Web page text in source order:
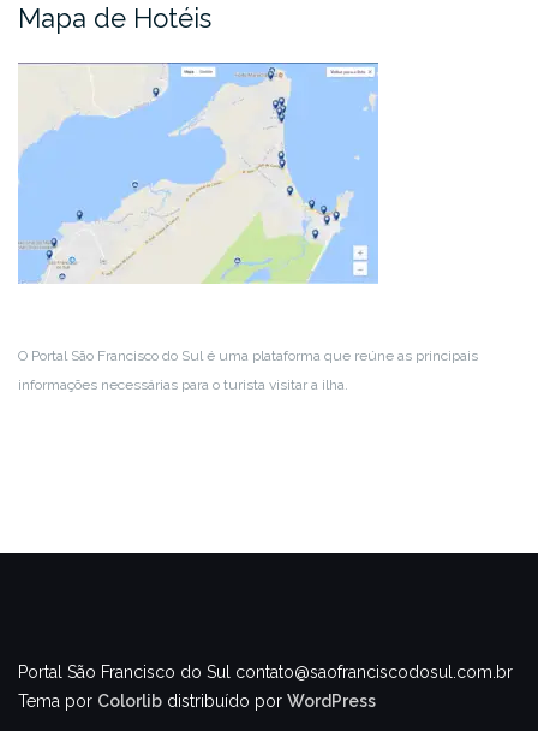
Mapa de Hotéis
O Portal São Francisco do Sul é uma plataforma que reúne as principais
informações necessárias para o turista visitar a ilha.
Portal São Francisco do Sul contato@saofranciscodosul.com.br
Tema por Colorlib distribuído por WordPress